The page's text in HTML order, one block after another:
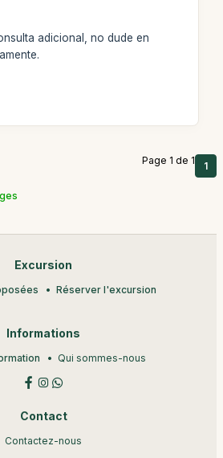
adicional, no dude en
Page 1 de 1 1
Excursion
Réserver l'excursion
Informations
Qui sommes-nous
Contact
Contactez-nous